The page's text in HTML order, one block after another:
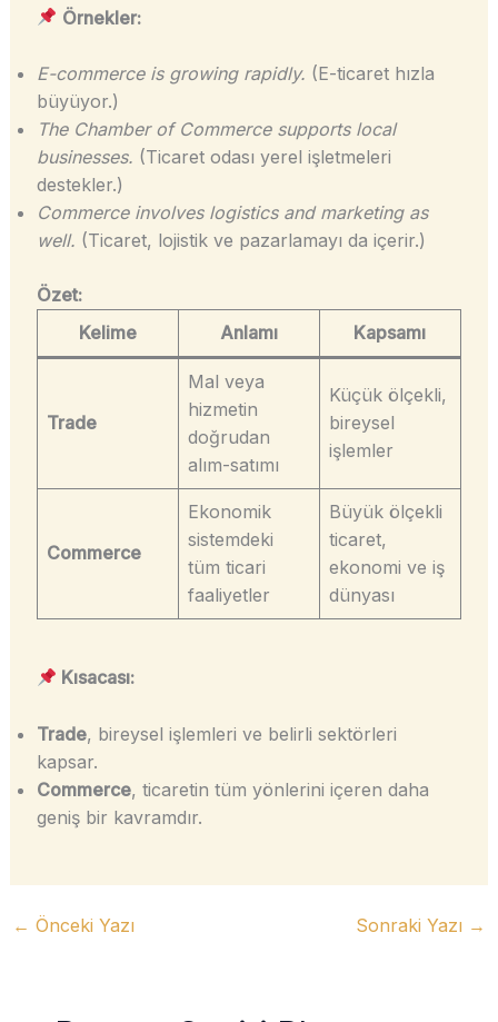
Örnekler:
E-commerce is growing rapidly. (E-ticaret hızla
büyüyor.)
The Chamber of Commerce supports local
businesses. (Ticaret odası yerel işletmeleri
destekler.)
Commerce involves logistics and marketing as
well. (Ticaret, lojistik ve pazarlamayı da içerir.)
Özet:
Kelime
Anlamı Kapsamı
Trade
Mal veya
hizmetin
doğrudan
alım-satımı
Küçük ölçekli,
bireysel
işlemler
Commerce
Ekonomik
sistemdeki
tüm ticari
faaliyetler
Büyük ölçekli
ticaret,
ekonomi ve iş
dünyası
Kısacası:
Trade, bireysel işlemleri ve belirli sektörleri
kapsar.
Commerce, ticaretin tüm yönlerini içeren daha
geniş bir kavramdır.
← Önceki Yazı Sonraki Yazı →